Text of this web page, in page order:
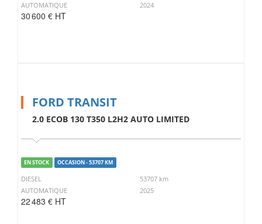
AUTOMATIQUE
2024
30 600 € HT
FORD TRANSIT
2.0 ECOB 130 T350 L2H2 AUTO LIMITED
EN STOCK OCCASION - 53707 KM
DIESEL
53707 km
AUTOMATIQUE
2025
22 483 € HT